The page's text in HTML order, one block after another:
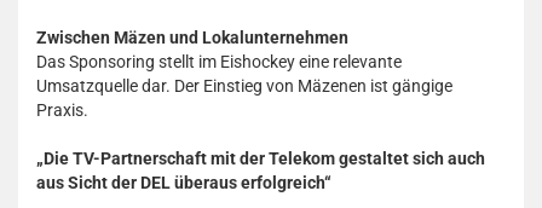
Zwischen Mäzen und Lokalunternehmen
Das Sponsoring stellt im Eishockey eine relevante
Umsatzquelle dar. Der Einstieg von Mäzenen ist gängige
Praxis.
„Die TV-Partnerschaft mit der Telekom gestaltet sich auch
aus Sicht der DEL überaus erfolgreich“